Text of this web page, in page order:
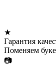
★
Гарантия
Поменяем
📷